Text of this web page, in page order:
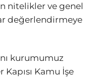
nitelikler ve genel
değerlendirmeye
kurumumuz
Kamu İşe